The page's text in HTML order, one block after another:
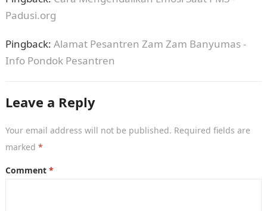
Padusi.org
Pingback: Alamat Pesantren Zam Zam Banyumas -
Info Pondok Pesantren
Leave a Reply
Your email address will not be published. Required fields are
marked *
Comment *